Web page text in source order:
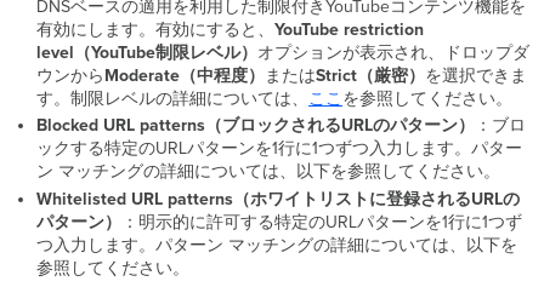
ス
ト
に
登
録
す
る
た
め
の
パ
タ
DNSベースの適用を利用した制限付きYouTubeコンテンツ機能を
有効にします。有効にすると、 YouTube restriction
level（YouTube制限レベル） オプションが表示され、ドロップダ
ウンからModerate（中程度） またはStrict（厳密） を選択できま
す。制限レベルの詳細については、 ここ を参照してください。
Blocked URL patterns（ブロックされるURLのパターン）
：ブロ
ックする特定のURLパターンを1行に1つずつ入力します。パター
ン マッチングの詳細については、以下を参照してください。
Whitelisted URL patterns（ホワイトリストに登録されるURLの
パターン）
： 明示的に許可する特定のURLパターンを1行に1つず
つ入力します。パターン マッチングの詳細については、以下を
参照してください。